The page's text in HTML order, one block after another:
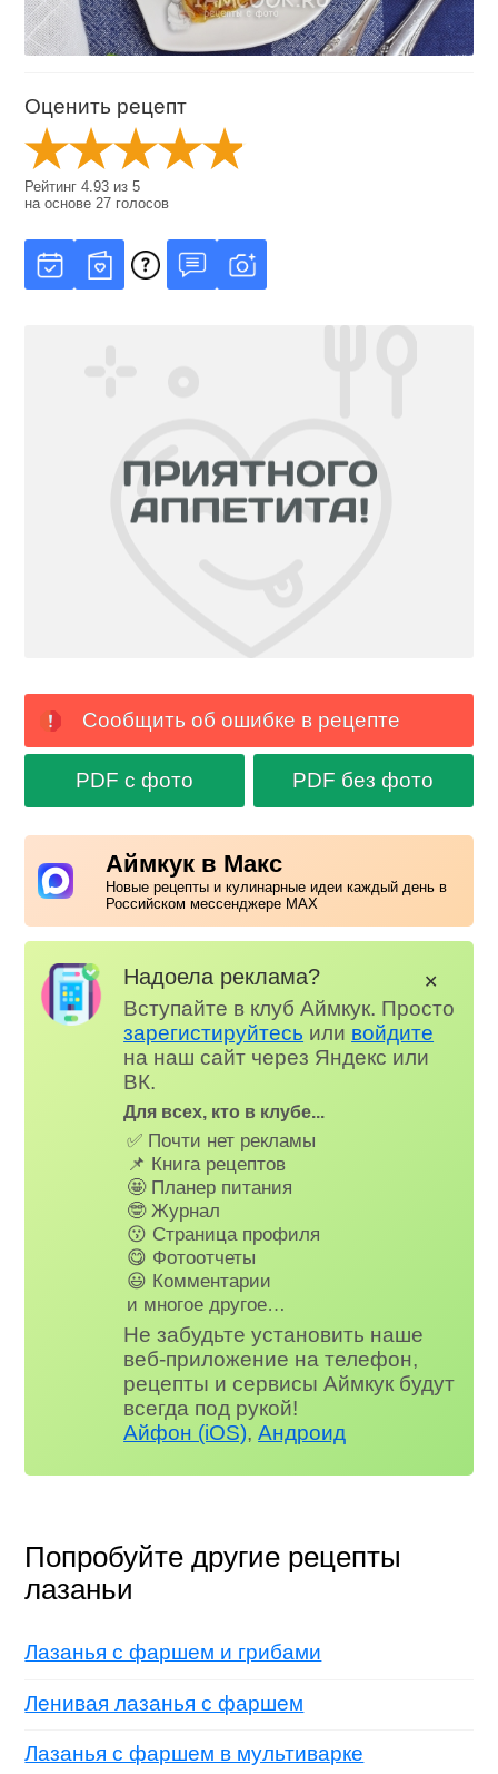
Оценить рецепт
Рейтинг4.93 из5
на основе 27 голосов
Сообщить об ошибке в рецепте
PDF с фото PDF без фото
Аймкук в Макс
Новые рецепты и кулинарные идеи каждый день в
Российском мессенджере MAX
Надоела реклама?
Вступайте в клуб Аймкук. Просто
зарегистируйтесь или войдите
на наш сайт через Яндекс или
ВК.
Для всех, кто в клубе...
✅ Почти нет рекламы
📌 Книга рецептов
🤩 Планер питания
🤓 Журнал
😗 Страница профиля
😋 Фотоотчеты
😃 Комментарии
и многое другое…
Не забудьте установить наше
веб-приложение на телефон,
рецепты и сервисы Аймкук будут
всегда под рукой!
Айфон (iOS),Андроид
✕
Попробуйте другие рецепты
лазаньи
Лазанья с фаршем и грибами
Ленивая лазанья с фаршем
Лазанья с фаршем в мультиварке